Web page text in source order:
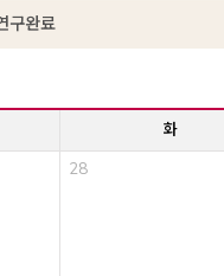
구완료
화
28